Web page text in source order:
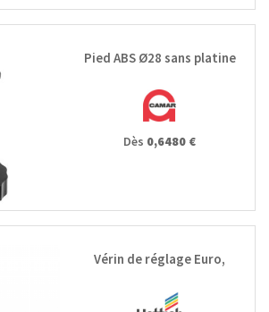
Pied ABS Ø28 sans platine
Dès 0,6480 €
Vérin de réglage Euro,